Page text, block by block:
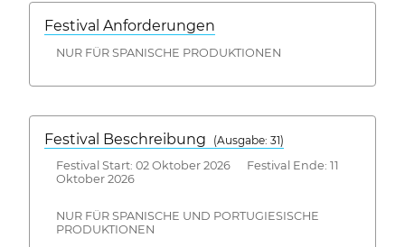
Festival Anforderungen
NUR FÜR SPANISCHE PRODUKTIONEN
Festival Beschreibung
(Ausgabe: 31)
Festival Start: 02 Oktober 2026 Festival Ende: 11
Oktober 2026
NUR FÜR SPANISCHE UND PORTUGIESISCHE
PRODUKTIONEN